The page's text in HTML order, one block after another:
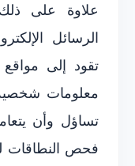
علاوة على
الرسائل
تقود إلى
معلومات
تساؤل وأن
فحص النطاقات